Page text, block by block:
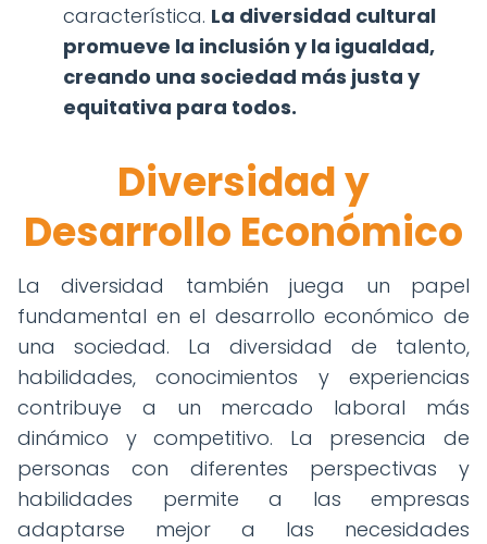
característica. La diversidad cultural
promueve la inclusión y la igualdad,
creando una sociedad más justa y
equitativa para todos.
Diversidad y
Desarrollo Económico
La diversidad también juega un papel
fundamental en el desarrollo económico de
una sociedad. La diversidad de talento,
habilidades, conocimientos y experiencias
contribuye a un mercado laboral más
dinámico y competitivo. La presencia de
personas con diferentes perspectivas y
habilidades permite a las empresas
adaptarse mejor a las necesidades